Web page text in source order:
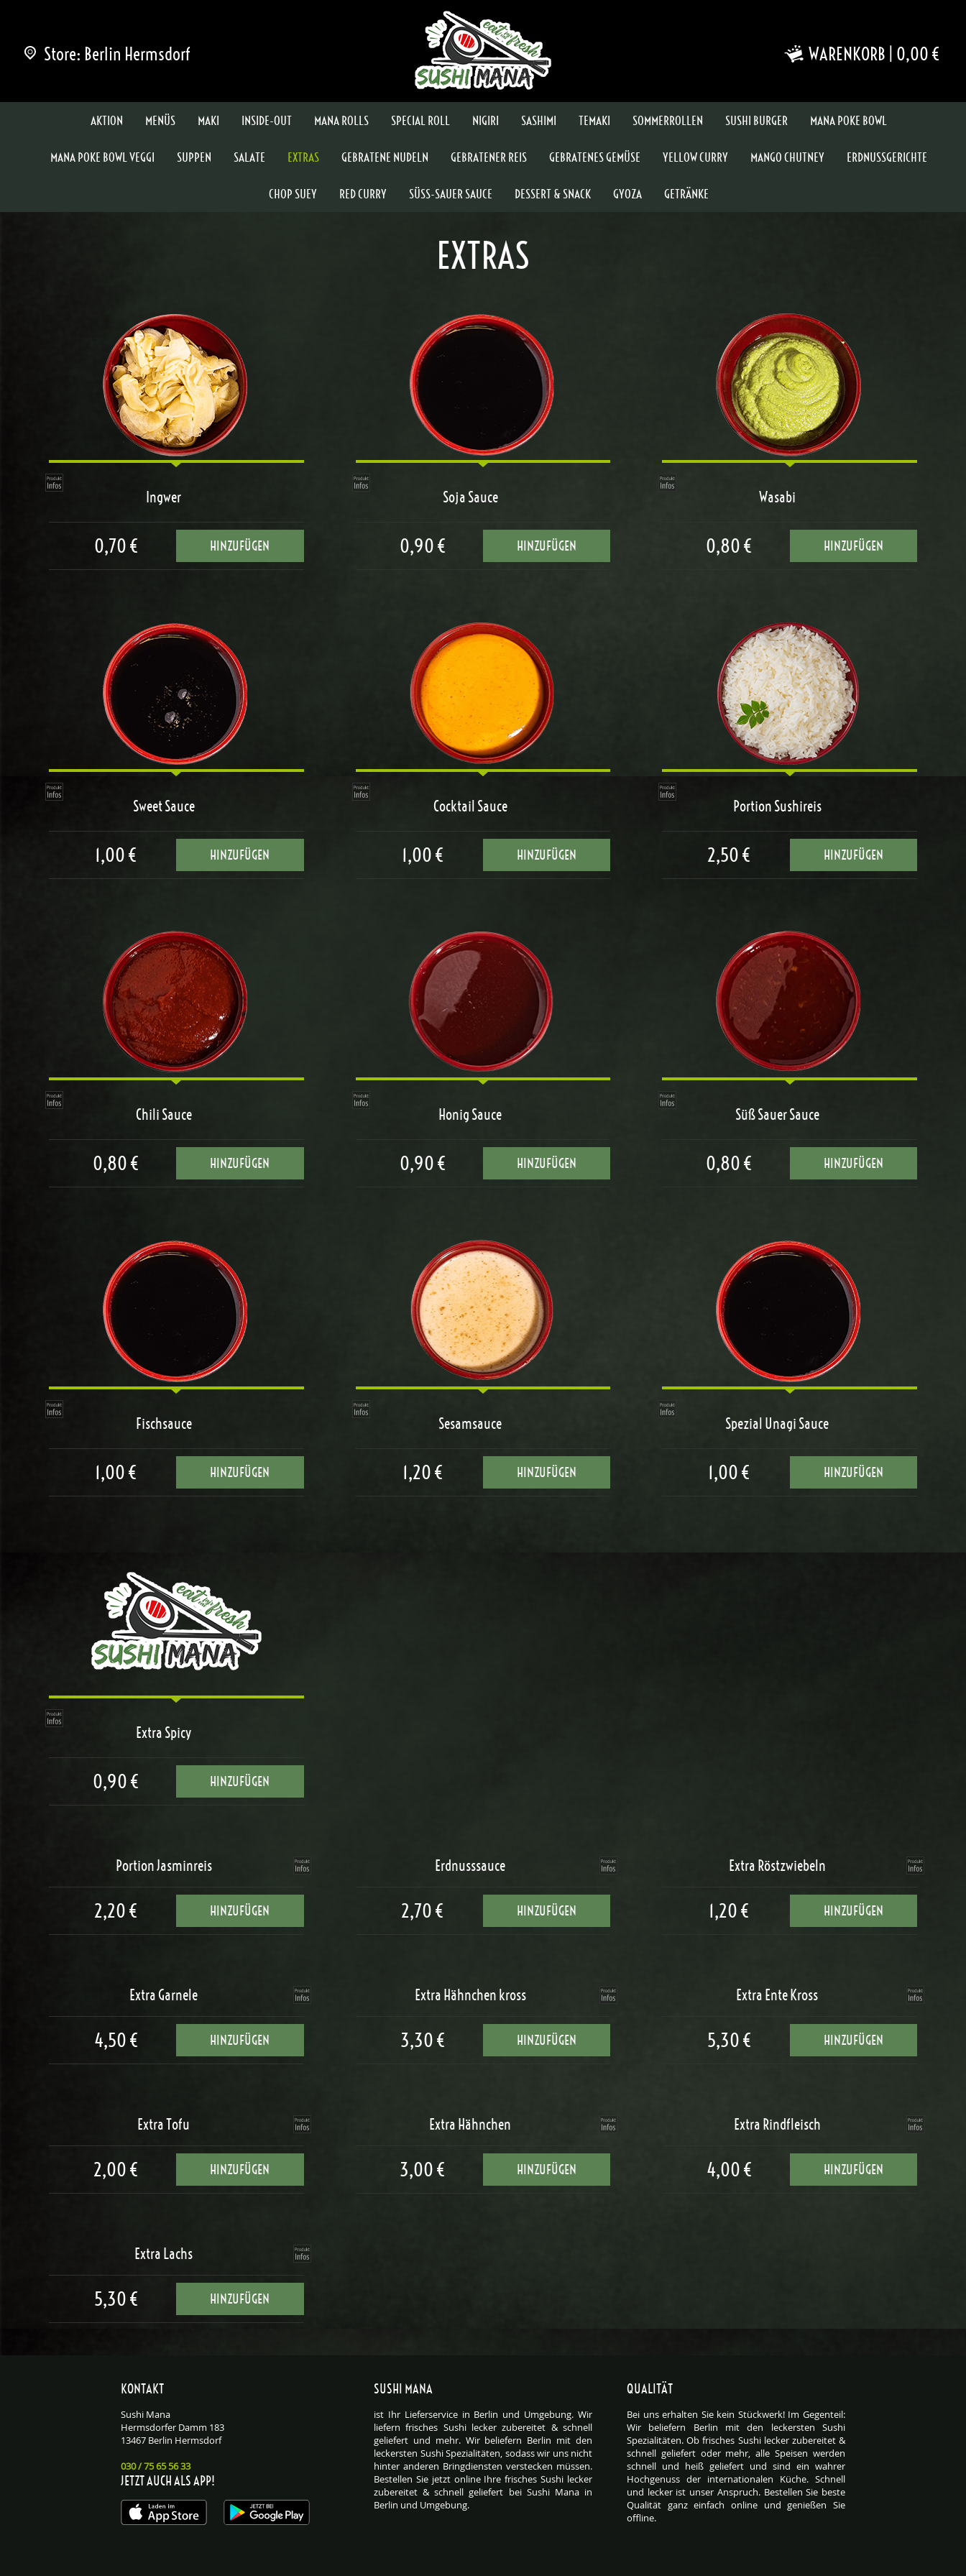
Store: Berlin Hermsdorf WARENKORB 0,00 €
AKTION MENÜS MAKI INSIDE-OUT MANA ROLLS SPECIAL ROLL NIGIRI SASHIMI TEMAKI SOMMERROLLEN SUSHI BURGER MANA POKE BOWL
MANA POKE BOWL VEGGI SUPPEN SALATE EXTRAS GEBRATENE NUDELN GEBRATENER REIS GEBRATENES GEMÜSE YELLOW CURRY MANGO CHUTNEY ERDNUSSGERICHTE
CHOP SUEY RED CURRY SÜSS-SAUER SAUCE DESSERT & SNACK GYOZA GETRÄNKE
EXTRAS
Ingwer
0,70 € HINZUFÜGEN
Soja Sauce
0,90 € HINZUFÜGEN
Wasabi
0,80 € HINZUFÜGEN
Sweet Sauce
1,00 € HINZUFÜGEN
Cocktail Sauce
1,00 € HINZUFÜGEN
Portion Sushireis
2,50 € HINZUFÜGEN
Chili Sauce
0,80 € HINZUFÜGEN
Honig Sauce
0,90 € HINZUFÜGEN
Süß Sauer Sauce
0,80 € HINZUFÜGEN
Fischsauce
1,00 € HINZUFÜGEN
Sesamsauce
1,20 € HINZUFÜGEN
Spezial Unagi Sauce
1,00 € HINZUFÜGEN
Extra Spicy
0,90 € HINZUFÜGEN
Portion Jasminreis
2,20 € HINZUFÜGEN
Erdnusssauce
2,70 € HINZUFÜGEN
Extra Röstzwiebeln
1,20 € HINZUFÜGEN
Extra Garnele
4,50 € HINZUFÜGEN
Extra Hähnchen kross
3,30 € HINZUFÜGEN
Extra Ente Kross
5,30 € HINZUFÜGEN
Extra Tofu
2,00 € HINZUFÜGEN
Extra Hähnchen
3,00 € HINZUFÜGEN
Extra Rindfleisch
4,00 € HINZUFÜGEN
Extra Lachs
5,30 € HINZUFÜGEN
KONTAKT
Sushi Mana
Hermsdorfer Damm 183
13467 Berlin Hermsdorf
030 / 75 65 56 33
JETZT AUCH ALS APP!
SUSHI MANA
ist Ihr Lieferservice in Berlin und Umgebung. Wir
liefern frisches Sushi lecker zubereitet & schnell
geliefert und mehr. Wir beliefern Berlin mit den
leckersten Sushi Spezialitäten, sodass wir uns nicht
hinter anderen Bringdiensten verstecken müssen.
Bestellen Sie jetzt online Ihre frisches Sushi lecker
zubereitet & schnell geliefert bei Sushi Mana in
Berlin und Umgebung.
QUALITÄT
Bei uns erhalten Sie kein Stückwerk! Im Gegenteil:
Wir beliefern Berlin mit den leckersten Sushi
Spezialitäten. Ob frisches Sushi lecker zubereitet &
schnell geliefert oder mehr, alle Speisen werden
schnell und heiß geliefert und sind ein wahrer
Hochgenuss der internationalen Küche. Schnell
und lecker ist unser Anspruch. Bestellen Sie beste
Qualität ganz einfach online und genießen Sie
offline.